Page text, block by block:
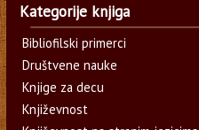
Kategorije knjiga
Bibliofilski primerci
Društvene nauke
Knjige za decu
Književnost